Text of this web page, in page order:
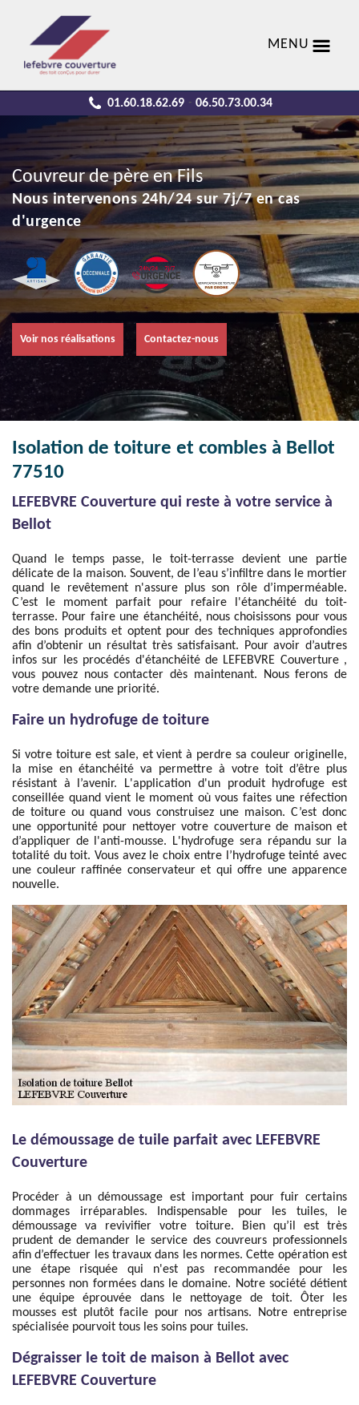
MENU
01.60.18.62.69 - 06.50.73.00.34
Couvreur de père en Fils
Nous intervenons 24h/24 sur 7j/7 en cas
d'urgence
Voir nos réalisations Contactez-nous
Isolation de toiture et combles à Bellot
77510
LEFEBVRE Couverture qui reste à votre service à
Bellot
Quand le temps passe, le toit-terrasse devient une partie
délicate de la maison. Souvent, de l’eau s’infiltre dans le mortier
quand le revêtement n'assure plus son rôle d’imperméable.
C’est le moment parfait pour refaire l'étanchéité du toit-
terrasse. Pour faire une étanchéité, nous choisissons pour vous
des bons produits et optent pour des techniques approfondies
afin d’obtenir un résultat très satisfaisant. Pour avoir d’autres
infos sur les procédés d'étanchéité de LEFEBVRE Couverture ,
vous pouvez nous contacter dès maintenant. Nous ferons de
votre demande une priorité.
Faire un hydrofuge de toiture
Si votre toiture est sale, et vient à perdre sa couleur originelle,
la mise en étanchéité va permettre à votre toit d’être plus
résistant à l’avenir. L'application d'un produit hydrofuge est
conseillée quand vient le moment où vous faites une réfection
de toiture ou quand vous construisez une maison. C’est donc
une opportunité pour nettoyer votre couverture de maison et
d’appliquer de l'anti-mousse. L'hydrofuge sera répandu sur la
totalité du toit. Vous avez le choix entre l’hydrofuge teinté avec
une couleur raffinée conservateur et qui offre une apparence
nouvelle.
Le démoussage de tuile parfait avec LEFEBVRE
Couverture
Procéder à un démoussage est important pour fuir certains
dommages irréparables. Indispensable pour les tuiles, le
démoussage va revivifier votre toiture. Bien qu’il est très
prudent de demander le service des couvreurs professionnels
afin d’effectuer les travaux dans les normes. Cette opération est
une étape risquée qui n'est pas recommandée pour les
personnes non formées dans le domaine. Notre société détient
une équipe éprouvée dans le nettoyage de toit. Ôter les
mousses est plutôt facile pour nos artisans. Notre entreprise
spécialisée pourvoit tous les soins pour tuiles.
Dégraisser le toit de maison à Bellot avec
LEFEBVRE Couverture